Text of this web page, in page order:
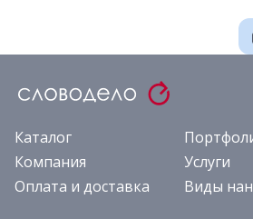
Каталог
Компания
Услуги
Оплата и доставка
Виды